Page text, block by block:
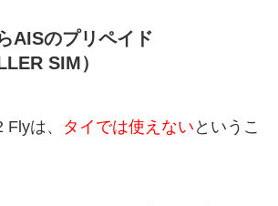
AISのプリペイド
SIM）
Flyは、 タイでは使えない というこ